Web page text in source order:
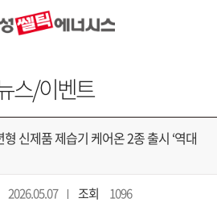
스/이벤트
신제품 제습기 케어온 2종 출시 ‘역대
2026.05.07 조회 1096